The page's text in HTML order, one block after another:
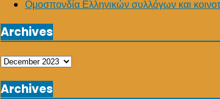
Ομοσπονδία Ελληνικών συλλόγων και
Archives
Archives
Archives